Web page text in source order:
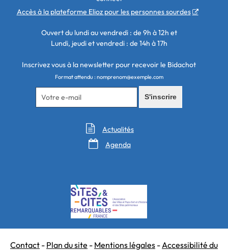
Accès à la plateforme Elioz pour les personnes sourdes
Ouvert du lundi au vendredi : de 9h à 12h et
Lundi, jeudi et vendredi : de 14h à 17h
Inscrivez vous à la newsletter pour recevoir le Bidachot
Format attendu : nomprenom@exemple.com
S'inscrire
 Actualités
 Agenda
Contact Plan du site Mentions légales Accessibilité du